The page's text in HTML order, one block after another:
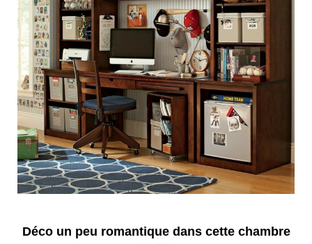
Déco un peu romantique dans cette chambre